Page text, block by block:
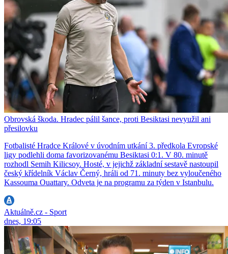
Obrovská škoda. Hradec pálil šance, proti Besiktasi nevyužil ani
přesilovku
Fotbalisté Hradce Králové v úvodním utkání 3. předkola Evropské
ligy podlehli doma favorizovanému Besiktasi 0:1. V 80. minutě
rozhodl Semih Kilicsoy. Hosté, v jejichž základní sestavě nastoupil
český křídelník Václav Černý, hráli od 71. minuty bez vyloučeného
Kassouma Ouattary. Odveta je na programu za týden v Istanbulu.
Aktuálně.cz - Sport
dnes, 19:05